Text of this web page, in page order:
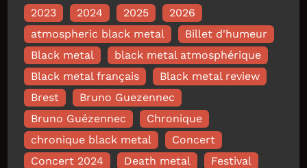
2023 2024 2025
2026
atmospheric black metal
Billet d'humeur
Black metal
black metal atmosphérique
Black metal français
Black metal review
Brest
Bruno Guezennec
Bruno Guézennec
Chronique
chronique black metal
Concert
Concert 2024
Death metal
Festival